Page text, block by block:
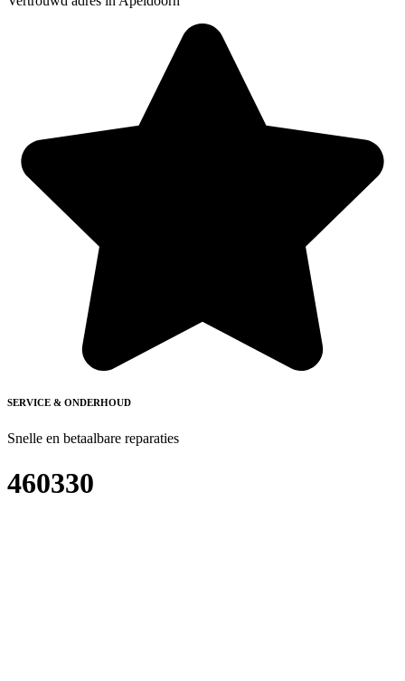
SERVICE & ONDERHOUD
Snelle en betaalbare reparaties
460330